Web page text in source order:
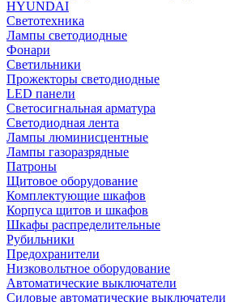
HYUNDAI
Светотехника
Лампы светодиодные
Фонари
Светильники
Прожекторы светодиодные
LED панели
Светосигнальная арматура
Светодиодная лента
Лампы люминисцентные
Лампы газоразрядные
Патроны
Щитовое оборудование
Комплектующие шкафов
Корпуса щитов и шкафов
Шкафы распределительные
Рубильники
Предохранители
Низковольтное оборудование
Автоматические выключатели
Силовые автоматические выключатели